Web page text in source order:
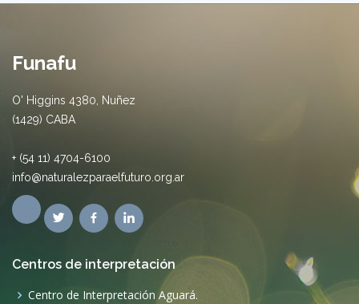
Funafu
O' Higgins 4380, Nuñez
(1429) CABA
+ (54 11) 4704-6100
info@naturalezparaelfuturo.org.ar
Centros de interpretación
Centro de Interpretación Aguará.